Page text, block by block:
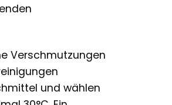
Verschmutzungen
und wählen